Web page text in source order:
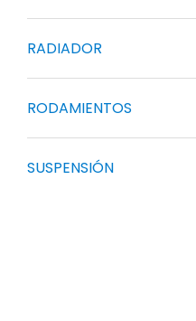
RADIADOR
RODAMIENTOS
SUSPENSIÓN